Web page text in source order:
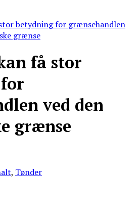
betydning for grænsehandlen
grænse
få stor
ved den
grænse
, Tønder